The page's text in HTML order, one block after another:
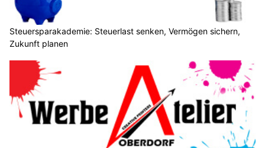
Steuersparakademie: Steuerlast senken, Vermögen sichern,
Zukunft planen